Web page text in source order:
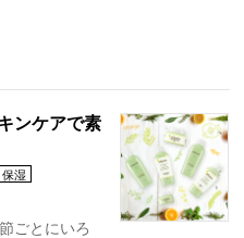
ンケアで素
保湿
ごとにいろ